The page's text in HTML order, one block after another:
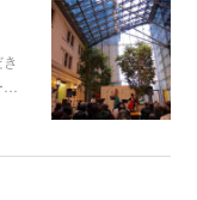
…